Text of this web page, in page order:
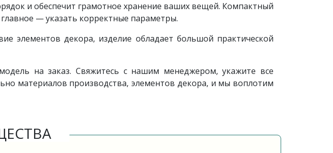
и обеспечит грамотное хранение ваших вещей. Компактный
— указать корректные параметры.
элементов декора, изделие обладает большой практической
на заказ. Свяжитесь с нашим менеджером, укажите все
материалов производства, элементов декора, и мы воплотим